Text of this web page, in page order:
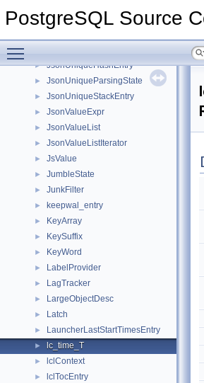
PostgreSQL Source
► JsonTablePlanState
► JsonUniqueHashEntry
► JsonUniqueParsingState
► JsonUniqueStackEntry
► JsonValueExpr
► JsonValueList
► JsonValueListIterator
► JsValue
► JumbleState
► JunkFilter
► keepwal_entry
► KeyArray
► KeySuffix
► KeyWord
► LabelProvider
► LagTracker
► LargeObjectDesc
► Latch
► LauncherLastStartTimesEntry
► lc_time_T
► lclContext
► lclTocEntry